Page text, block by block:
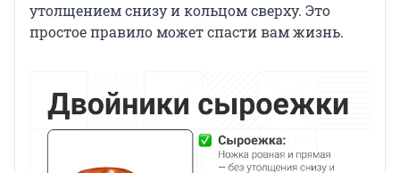
утолщением снизу и кольцом сверху. Это
простое правило может спасти вам жизнь.